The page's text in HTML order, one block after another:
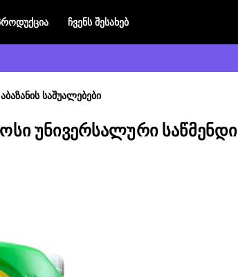
ჩვენს შესახებ
აბაზანის საშუალებები
ᲣᲜᲘᲕᲔᲠᲡᲐᲚᲣᲠᲘ ᲡᲐᲬᲛᲔᲜᲓᲘ